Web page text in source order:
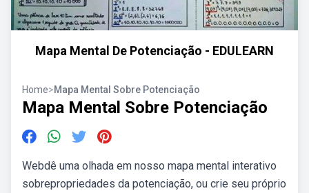
Mapa Mental De Potenciação - EDULEARN
Home>Mapa Mental Sobre Potenciação
Mapa Mental Sobre Potenciação
Webdê uma olhada em nosso mapa mental interativo
sobrepropriedades da potenciação, ou crie seu próprio